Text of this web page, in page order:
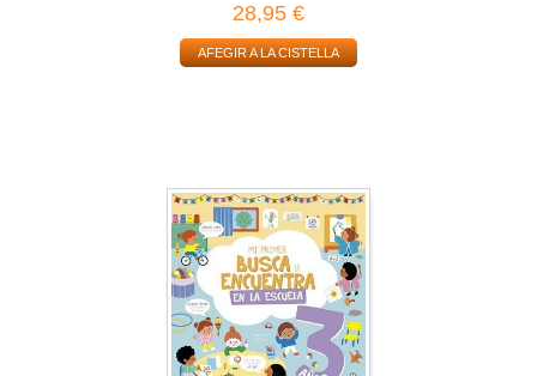
28,95 €
AFEGIR A LA CISTELLA